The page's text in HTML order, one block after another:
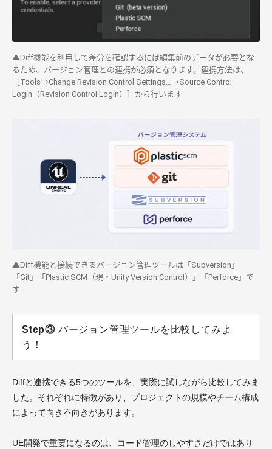
▲Diff機能を利用して差分を確認するには編集前のデータが必要とな
るため、バージョン管理との連携が必須となります。連携方法は、
［Tools→Change Revision Control Settings…→Source Control
Login（Revision Control Login）］から行います
▲Diff機能と接続できるバージョン管理ツールは「Subversion」
「Git」「Plastic SCM（現・Unity Version Control）」「Perforce」で
す
Step③ バージョン管理ツールを比較してみよ
う！
Diffと連携できる5つのツールを、実際に試しながら比較してみま
した。それぞれに特徴があり、プロジェクトの規模やチーム構成
によって向き不向きがあります。
UE開発で重要になるのは、コード管理のしやすさだけではあり